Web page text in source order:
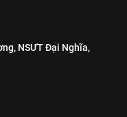
NSƯT Đại Nghĩa,